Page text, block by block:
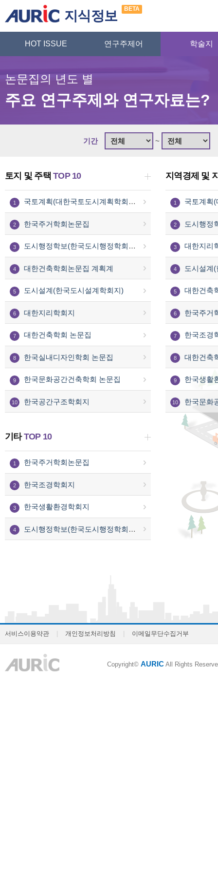
지식정보 BETA
HOT ISSUE 연구주제어 학술지
논문집의 년도 별
주요 연구주제와 연구자료는?
기간 ~
토지 및 주택 TOP 10
1 국토계획(대한국토도시계획학회 논문집)
2 한국주거학회논문집
3 도시행정학보(한국도시행정학회 논문집)
4 대한건축학회논문집 계획계
5 도시설계(한국도시설계학회지)
6 대한지리학회지
7 대한건축학회 논문집
8 한국실내디자인학회 논문집
9 한국문화공간건축학회 논문집
10 한국공간구조학회지
지역경제 및
1
2
3 대한지리
4 도시설계
5 대한건축
6 한국주거
7 한국조경
8 대한건축
9 한국생활
10 한국문화
기타TOP 10
1 한국주거학회논문집
2 한국조경학회지
3 한국생활환경학회지
4 도시행정학보(한국도시행정학회 논문집)
서비스이용약관 개인정보처리방침 이메일무단수집거부
Copyright© AURIC All Rights